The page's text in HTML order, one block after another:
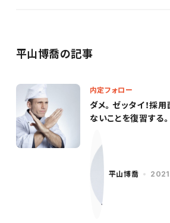
平山博喬の記事
内定フォロー
ダメ。ゼッタイ！採
ないことを復習する。
平山博喬